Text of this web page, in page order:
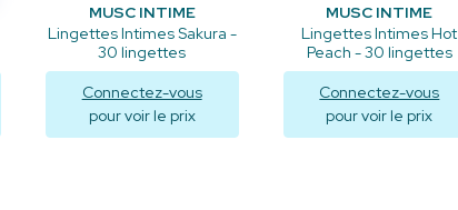
MUSC INTIME
Lingettes Intimes Sakura -
30 lingettes
Connectez-vous
pour voir le prix
MUSC INTIME
Lingettes Intimes Hot
Peach - 30 lingettes
Connectez-vous
pour voir le prix